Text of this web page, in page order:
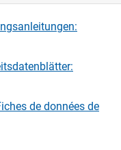
de données de